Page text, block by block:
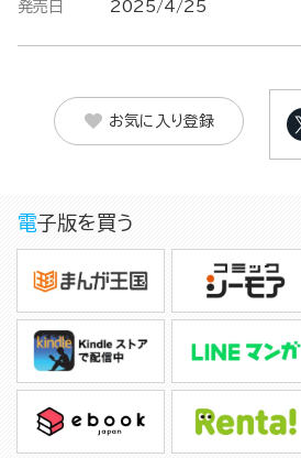
発売日 2025/4/25
お気に入り登録
電子版を買う